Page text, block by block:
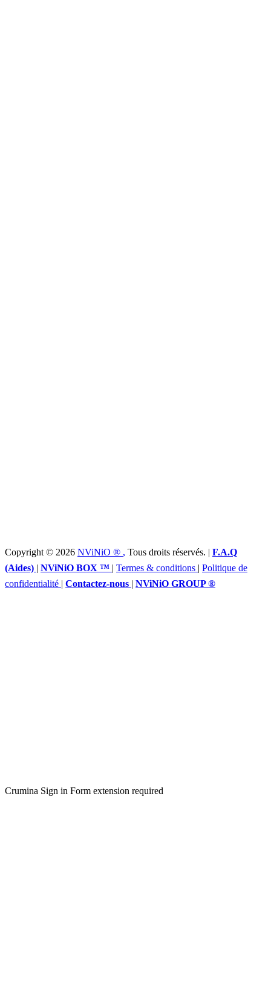
Copyright © 2026 NViNiO ® , Tous droits réservés. | F.A.Q
(Aides) | NViNiO BOX ™ | Termes & conditions | Politique de
confidentialité | Contactez-nous | NViNiO GROUP ®
Crumina Sign in Form extension required